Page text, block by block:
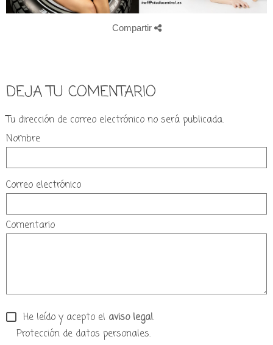
Compartir
DEJA TU COMENTARIO
Tu dirección de correo electrónico no será publicada.
Nombre
Correo electrónico
Comentario
He leído y acepto el aviso legal.
Protección de datos personales.